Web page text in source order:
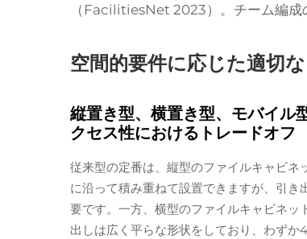
（FacilitiesNet 2023）。チーム編成
空間的要件に応じた適切
縦置き型、横置き型、モバイル
クセス性におけるトレードオフ
従来型の定番は、縦型のファイルキャビ
に沿って積み重ねて設置できますが、引
要です。一方、横型のファイルキャビネ
出しは広く平らな形状をしており、わず